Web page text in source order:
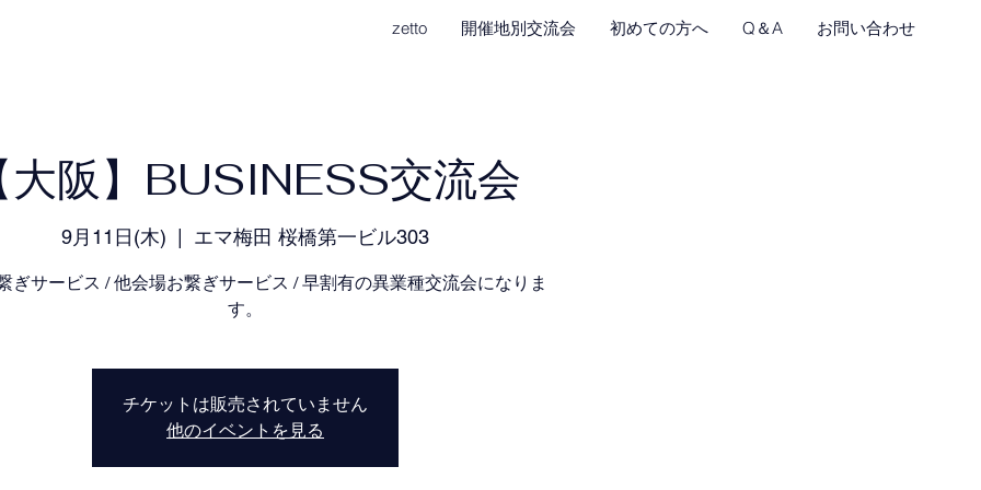
zetto 開催地別交流会 初めての方へ Q＆A お問い合わせ
大阪】BUSINESS交流会
9月11日(木) エマ梅田 桜橋第一ビル303
ぎサービス / 他会場お繋ぎサービス / 早割有の異業種交流会になりま
す。
チケットは販売されていません
他のイベントを見る